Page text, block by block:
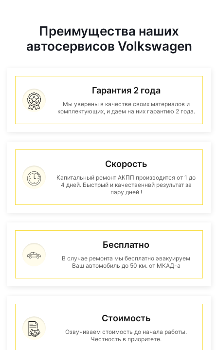
Преимущества наших
автосервисов Volkswagen
Гарантия 2 года
Мы уверены в качестве своих материалов и
комплектующих, и даем на них гарантию 2 года.
Скорость
Капитальный ремонт АКПП производится от 1 до
4 дней. Быстрый и качественнвй результат за
пару дней !
Бесплатно
В случае ремонта мы бесплатно эвакуируем
Ваш автомобиль до 50 км. от МКАД-а
Стоимость
Озвучиваем стоимость до начала работы.
Честность в приоритете.